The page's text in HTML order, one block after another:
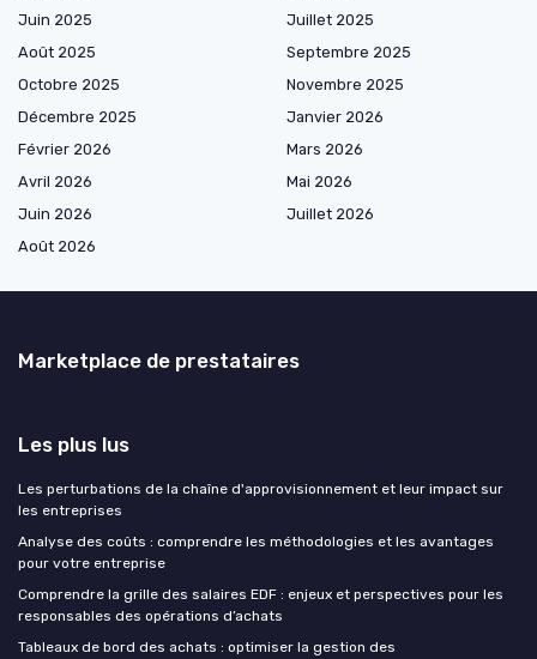
Juin 2025
Juillet 2025
Août 2025
Septembre 2025
Octobre 2025
Novembre 2025
Décembre 2025
Janvier 2026
Février 2026
Mars 2026
Avril 2026
Mai 2026
Juin 2026
Juillet 2026
Août 2026
Marketplace de prestataires
Les plus lus
Les perturbations de la chaîne d'approvisionnement et leur impact sur
les entreprises
Analyse des coûts : comprendre les méthodologies et les avantages
pour votre entreprise
Comprendre la grille des salaires EDF : enjeux et perspectives pour les
responsables des opérations d’achats
Tableaux de bord des achats : optimiser la gestion des